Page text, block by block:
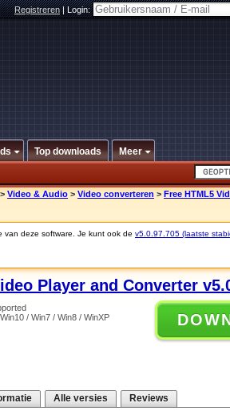
Registreren|Login:
Top downloads Meer
> Video & Audio > Video converteren > Free HTML5
van deze software. Je kunt ook de v5.0.97.705 (laatste
Player and Converter
/ Win7 / Win8 / WinXP
Alle versies Reviews